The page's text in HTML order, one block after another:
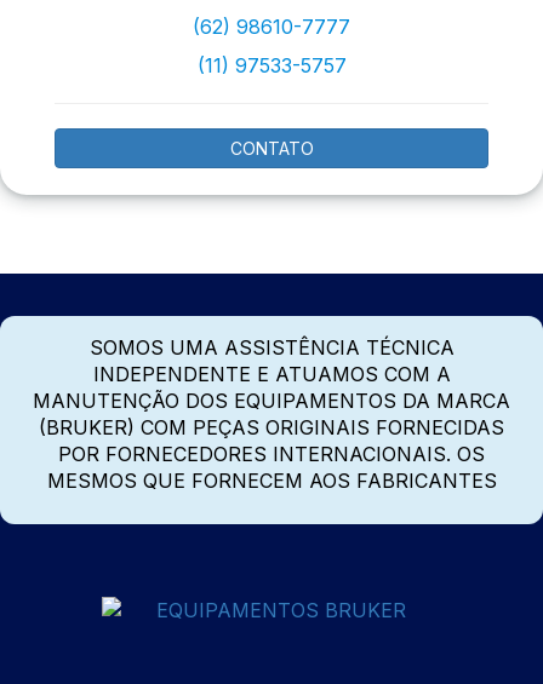
(62) 98610-7777
(11) 97533-5757
CONTATO
SOMOS UMA ASSISTÊNCIA TÉCNICA
INDEPENDENTE E ATUAMOS COM A
MANUTENÇÃO DOS EQUIPAMENTOS DA MARCA
(BRUKER) COM PEÇAS ORIGINAIS FORNECIDAS
POR FORNECEDORES INTERNACIONAIS. OS
MESMOS QUE FORNECEM AOS FABRICANTES